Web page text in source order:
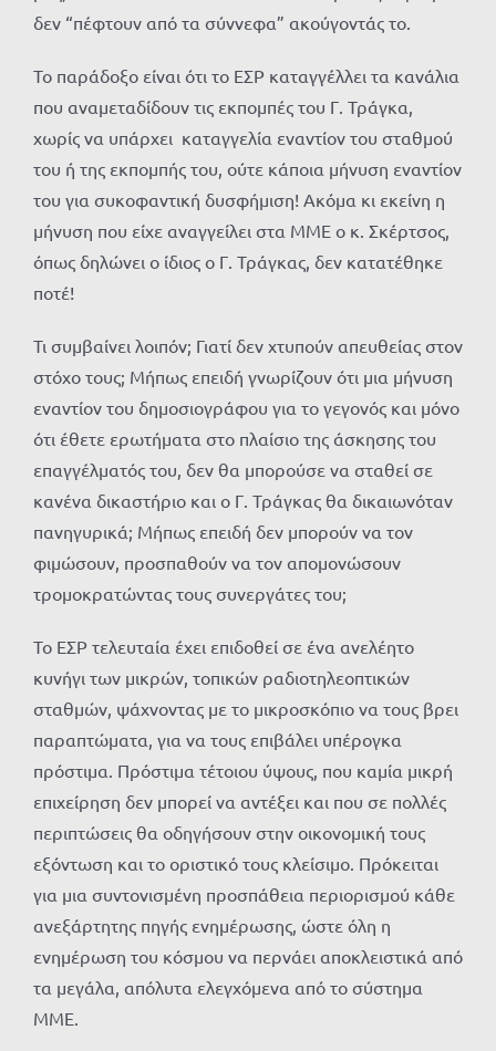
δεν “πέφτουν από τα σύννεφα” ακούγοντάς το.
Το παράδοξο είναι ότι το ΕΣΡ καταγγέλλει τα κανάλια
που αναμεταδίδουν τις εκπομπές του Γ. Τράγκα,
χωρίς να υπάρχει καταγγελία εναντίον του σταθμού
του ή της εκπομπής του, ούτε κάποια μήνυση εναντίον
του για συκοφαντική δυσφήμιση! Ακόμα κι εκείνη η
μήνυση που είχε αναγγείλει στα ΜΜΕ ο κ. Σκέρτσος,
όπως δηλώνει ο ίδιος ο Γ. Τράγκας, δεν κατατέθηκε
ποτέ!
Τι συμβαίνει λοιπόν; Γιατί δεν χτυπούν απευθείας στον
στόχο τους; Μήπως επειδή γνωρίζουν ότι μια μήνυση
εναντίον του δημοσιογράφου για το γεγονός και μόνο
ότι έθετε ερωτήματα στο πλαίσιο της άσκησης του
επαγγέλματός του, δεν θα μπορούσε να σταθεί σε
κανένα δικαστήριο και ο Γ. Τράγκας θα δικαιωνόταν
πανηγυρικά; Μήπως επειδή δεν μπορούν να τον
φιμώσουν, προσπαθούν να τον απομονώσουν
τρομοκρατώντας τους συνεργάτες του;
Το ΕΣΡ τελευταία έχει επιδοθεί σε ένα ανελέητο
κυνήγι των μικρών, τοπικών ραδιοτηλεοπτικών
σταθμών, ψάχνοντας με το μικροσκόπιο να τους βρει
παραπτώματα, για να τους επιβάλει υπέρογκα
πρόστιμα. Πρόστιμα τέτοιου ύψους, που καμία μικρή
επιχείρηση δεν μπορεί να αντέξει και που σε πολλές
περιπτώσεις θα οδηγήσουν στην οικονομική τους
εξόντωση και το οριστικό τους κλείσιμο. Πρόκειται
για μια συντονισμένη προσπάθεια περιορισμού κάθε
ανεξάρτητης πηγής ενημέρωσης, ώστε όλη η
ενημέρωση του κόσμου να περνάει αποκλειστικά από
τα μεγάλα, απόλυτα ελεγχόμενα από το σύστημα
ΜΜΕ.